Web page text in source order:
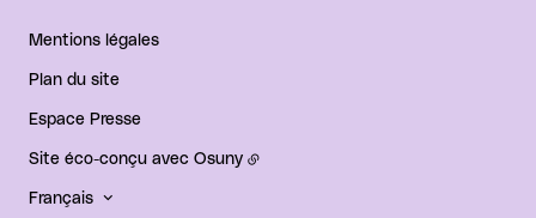
Mentions légales
Plan du site
Espace Presse
Site éco-conçu avec Osuny
Français